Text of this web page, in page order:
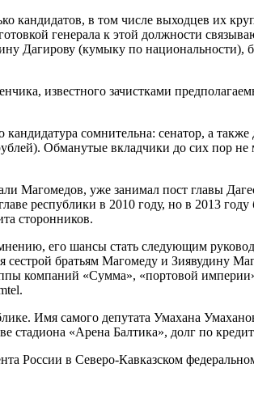
кандидатов, в том числе выходцев их
генерала к этой должности
(кумыку по национальности),
известного зачистками
сомнительна: сенатор, а
Обманутые вкладчики до сих пор
уже занимал пост главы
республики в 2010 году, но в 2013
сторонников.
его шансы стать следующим
сестрой братьям Магомеду и
компаний «Сумма», «портовой
Имя самого депутата Умахана
«Арена Балтика», долг по
России в Северо-Кавказском